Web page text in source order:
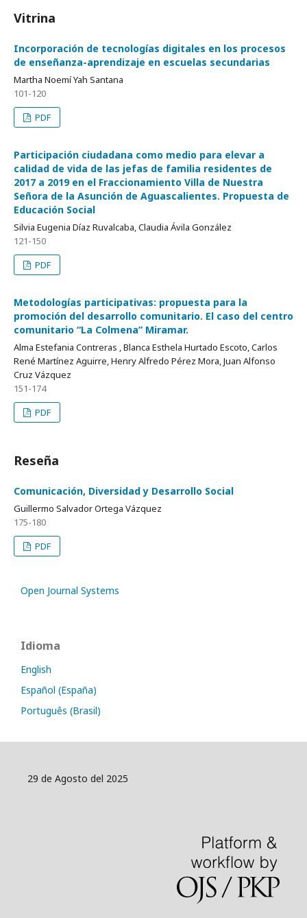
Vitrina
Incorporación de tecnologías digitales en los procesos
de enseñanza-aprendizaje en escuelas secundarias
Martha Noemí Yah Santana
101-120
PDF
Participación ciudadana como medio para elevar a
calidad de vida de las jefas de familia residentes de
2017 a 2019 en el Fraccionamiento Villa de Nuestra
Señora de la Asunción de Aguascalientes. Propuesta de
Educación Social
Silvia Eugenia Díaz Ruvalcaba, Claudia Ávila González
121-150
PDF
Metodologías participativas: propuesta para la
promoción del desarrollo comunitario. El caso del centro
comunitario “La Colmena” Miramar.
Alma Estefania Contreras , Blanca Esthela Hurtado Escoto, Carlos
René Martínez Aguirre, Henry Alfredo Pérez Mora, Juan Alfonso
Cruz Vázquez
151-174
PDF
Reseña
Comunicación, Diversidad y Desarrollo Social
Guillermo Salvador Ortega Vázquez
175-180
PDF
Open Journal Systems
Idioma
English
Español (España)
Português (Brasil)
29 de Agosto del 2025